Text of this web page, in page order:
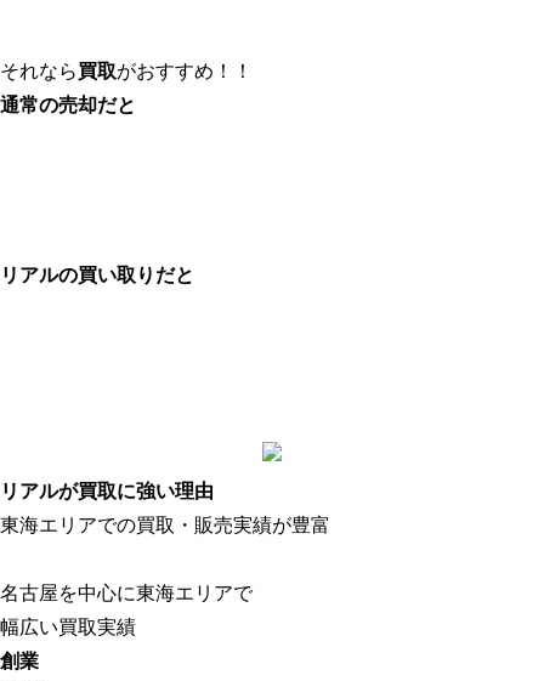
それなら買取がおすすめ！！
通常の売却だと
リアルの買い取りだと
リアルが買取に強い理由
東海エリアでの買取・販売実績が豊富
名古屋を中心に東海エリアで
幅広い買取実績
創業